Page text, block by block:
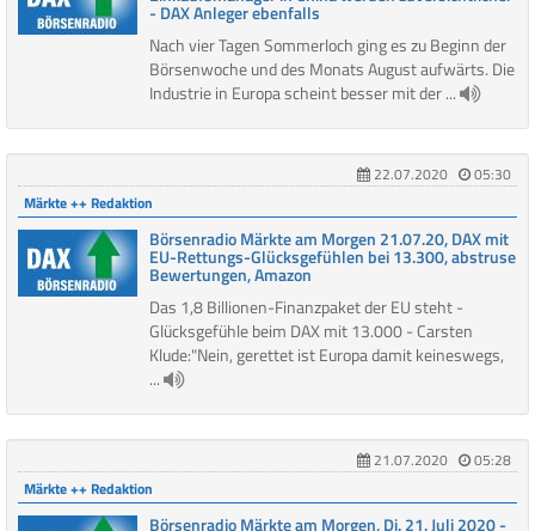
- DAX Anleger ebenfalls
Nach vier Tagen Sommerloch ging es zu Beginn der
Börsenwoche und des Monats August aufwärts. Die
Industrie in Europa scheint besser mit der ...
22.07.2020
05:30
Märkte ++ Redaktion
Börsenradio Märkte am Morgen 21.07.20, DAX mit
EU-Rettungs-Glücksgefühlen bei 13.300, abstruse
Bewertungen, Amazon
Das 1,8 Billionen-Finanzpaket der EU steht -
Glücksgefühle beim DAX mit 13.000 - Carsten
Klude:"Nein, gerettet ist Europa damit keineswegs,
...
21.07.2020
05:28
Märkte ++ Redaktion
Börsenradio Märkte am Morgen, Di. 21. Juli 2020 -